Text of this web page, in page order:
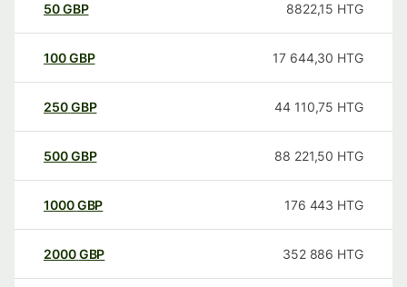
50GBP 8822,15 HTG
100GBP 17 644,30 HTG
250GBP 44 110,75 HTG
500GBP 88 221,50 HTG
1000GBP 176 443 HTG
2000GBP 352 886 HTG